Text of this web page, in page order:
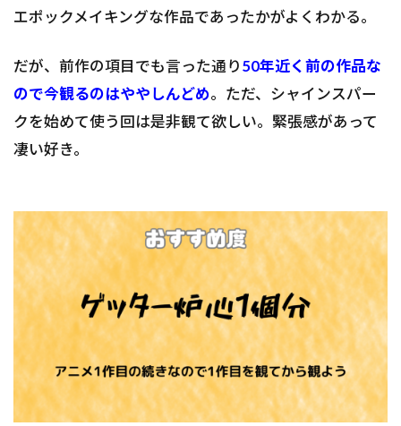
エポックメイキングな作品であったかがよくわかる。
だが、前作の項目でも言った通り50年近く前の作品な
ので今観るのはややしんどめ。ただ、シャインスパー
クを始めて使う回は是非観て欲しい。緊張感があって
凄い好き。